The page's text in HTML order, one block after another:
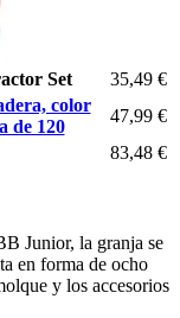
Set
35,49 €
color
de 120
47,99 €
83,48 €
Junior, la granja se
en forma de ocho
y los accesorios